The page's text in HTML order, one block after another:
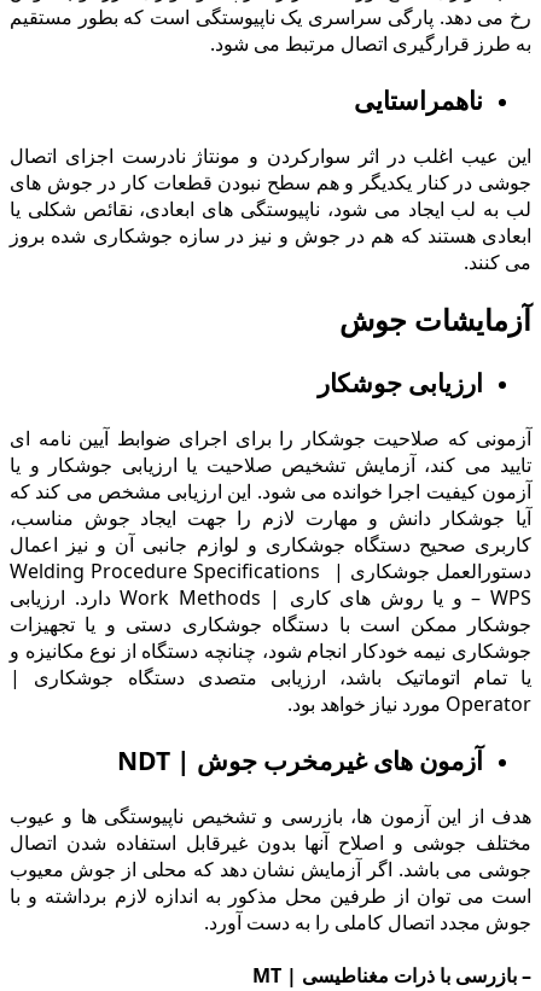
رخ می دهد. پارگی سراسرى یک ناپیوستگی است که بطور مستقیم
به طرز قرارگیرى اتصال مرتبط می شود.
ناهمراستایی
این عیب اغلب در اثر سوارکردن و مونتاژ نادرست اجزاى اتصال
جوشی در کنار یکدیگر و هم سطح نبودن قطعات کار در جوش های
لب به لب ایجاد می شود، ناپیوستگی هاى ابعادى، نقائص شکلی یا
ابعادی هستند که هم در جوش و نیز در سازه جوشکاری شده بروز
مى کنند.
آزمایشات جوش
ارزیابى جوشکار
آزمونى که صلاحیت جوشکار را براى اجراى ضوابط آیین نامه اى
تایید می کند، آزمایش تشخیص صلاحیت یا ارزیابى جوشکار و یا
آزمون کیفیت اجرا خوانده می شود. این ارزیابى مشخص می کند که
آیا جوشکار دانش و مهارت لازم را جهت ایجاد جوش مناسب،
کاربری صحیح دستگاه جوشکاری و لوازم جانبی آن و نیز اعمال
دستورالعمل جوشکارى | Welding Procedure Specifications
– WPS و یا روش های کاری | Work Methods دارد. ارزیابى
جوشکار ممکن است با دستگاه جوشکارى دستى و یا تجهیزات
جوشکارى نیمه خودکار انجام شود، چنانچه دستگاه از نوع مکانیزه و
یا تمام اتوماتیک باشد، ارزیابی متصدی دستگاه جوشکاری |
Operator مورد نیاز خواهد بود.
آزمون های غیرمخرب جوش | NDT
هدف از این آزمون ها، بازرسى و تشخیص ناپیوستگی ها و عیوب
مختلف جوشی و اصلاح آنها بدون غیرقابل استفاده شدن اتصال
جوشی می باشد. اگر آزمایش نشان دهد که محلی از جوش معیوب
است می توان از طرفین محل مذکور به اندازه لازم برداشته و با
جوش مجدد اتصال کاملی را به دست آورد.
– بازرسی با ذرات مغناطیسى | MT